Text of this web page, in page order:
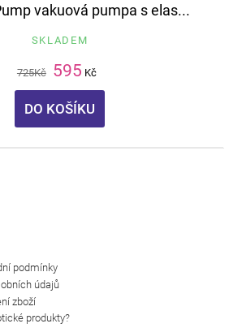
vakuová pumpa s elas...
SKLADEM
725Kč 595 Kč
DO KOŠÍKU
podmínky
údajů
zboží
produkty?